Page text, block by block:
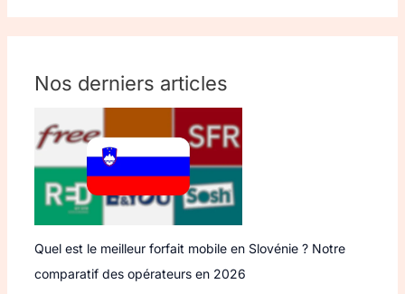
Nos derniers articles
Quel est le meilleur forfait mobile en Slovénie ? Notre
comparatif des opérateurs en 2026